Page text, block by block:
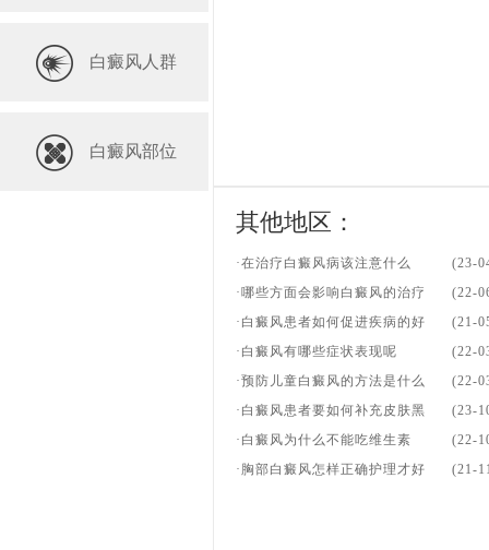
白癜风人群
白癜风部位
其他地区：
(23-
·在治疗白癜风病该注意什么
(22-
·哪些方面会影响白癜风的治疗
(21-
·白癜风患者如何促进疾病的好
(22-
·白癜风有哪些症状表现呢
(22-
·预防儿童白癜风的方法是什么
(23-
·白癜风患者要如何补充皮肤黑
(22-
·白癜风为什么不能吃维生素
(21-
·胸部白癜风怎样正确护理才好